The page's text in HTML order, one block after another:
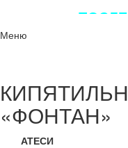
Меню
«ФОНТАН»
АТЕСИ